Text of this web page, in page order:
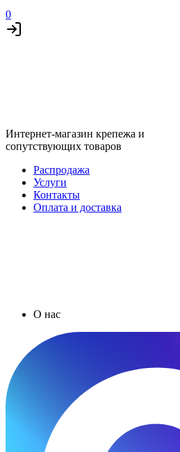
0
Интернет-магазин крепежа и
сопутствующих товаров
Распродажа
Услуги
Контакты
Оплата и доставка
О нас